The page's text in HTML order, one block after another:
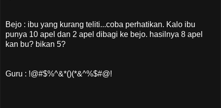
Bejo : ibu yang kurang teliti...coba perhatikan. Kalo ibu
punya 10 apel dan 2 apel dibagi ke bejo. hasilnya 8 apel
kan bu? bikan 5?
Guru : !@#$%^&*()(*&^%$#@!